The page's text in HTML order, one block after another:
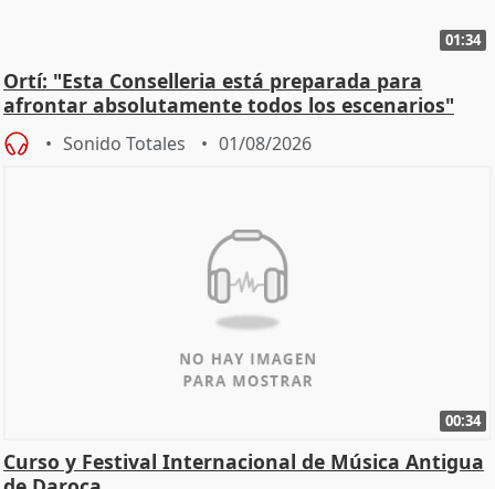
01:34
Ortí: "Esta Conselleria está preparada para
afrontar absolutamente todos los escenarios"
Sonido Totales 01/08/2026
00:34
Curso y Festival Internacional de Música Antigua